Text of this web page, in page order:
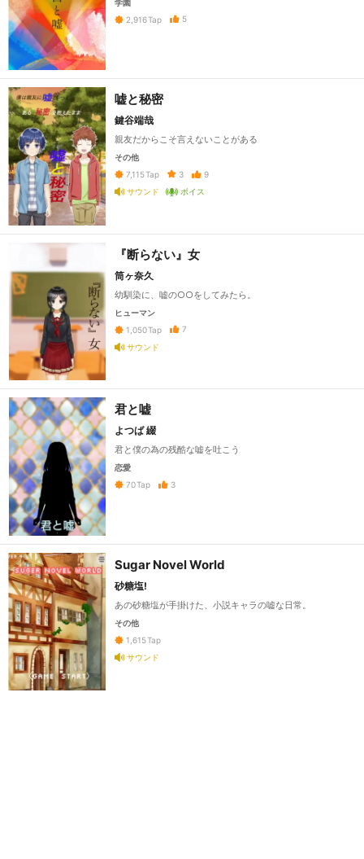
学園
2,916Tap 5
嘘と秘密
鍵谷端哉
親友だからこそ言えないことがある
その他
7,115Tap 3
9
サウンド
ボイス
『断らない』女
筒ヶ奈久
幼馴染に、嘘の○○をしてみたら。
ヒューマン
1,050Tap
7
サウンド
君と嘘
よつば 綴
君と僕の為の残酷な嘘を吐こう
恋愛
70Tap 3
Sugar Novel World
砂糖塩!
あの砂糖塩が手掛けた、小説キャラの嘘な日常。
その他
1,615Tap
サウンド